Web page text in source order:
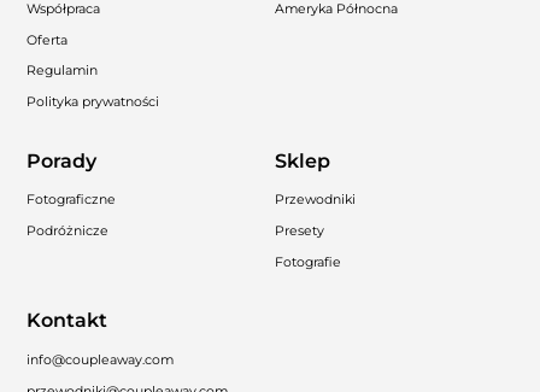
Współpraca
Oferta
Regulamin
Polityka prywatności
Ameryka Północna
Porady
Fotograficzne
Podróżnicze
Sklep
Przewodniki
Presety
Fotografie
Kontakt
info@coupleaway.com